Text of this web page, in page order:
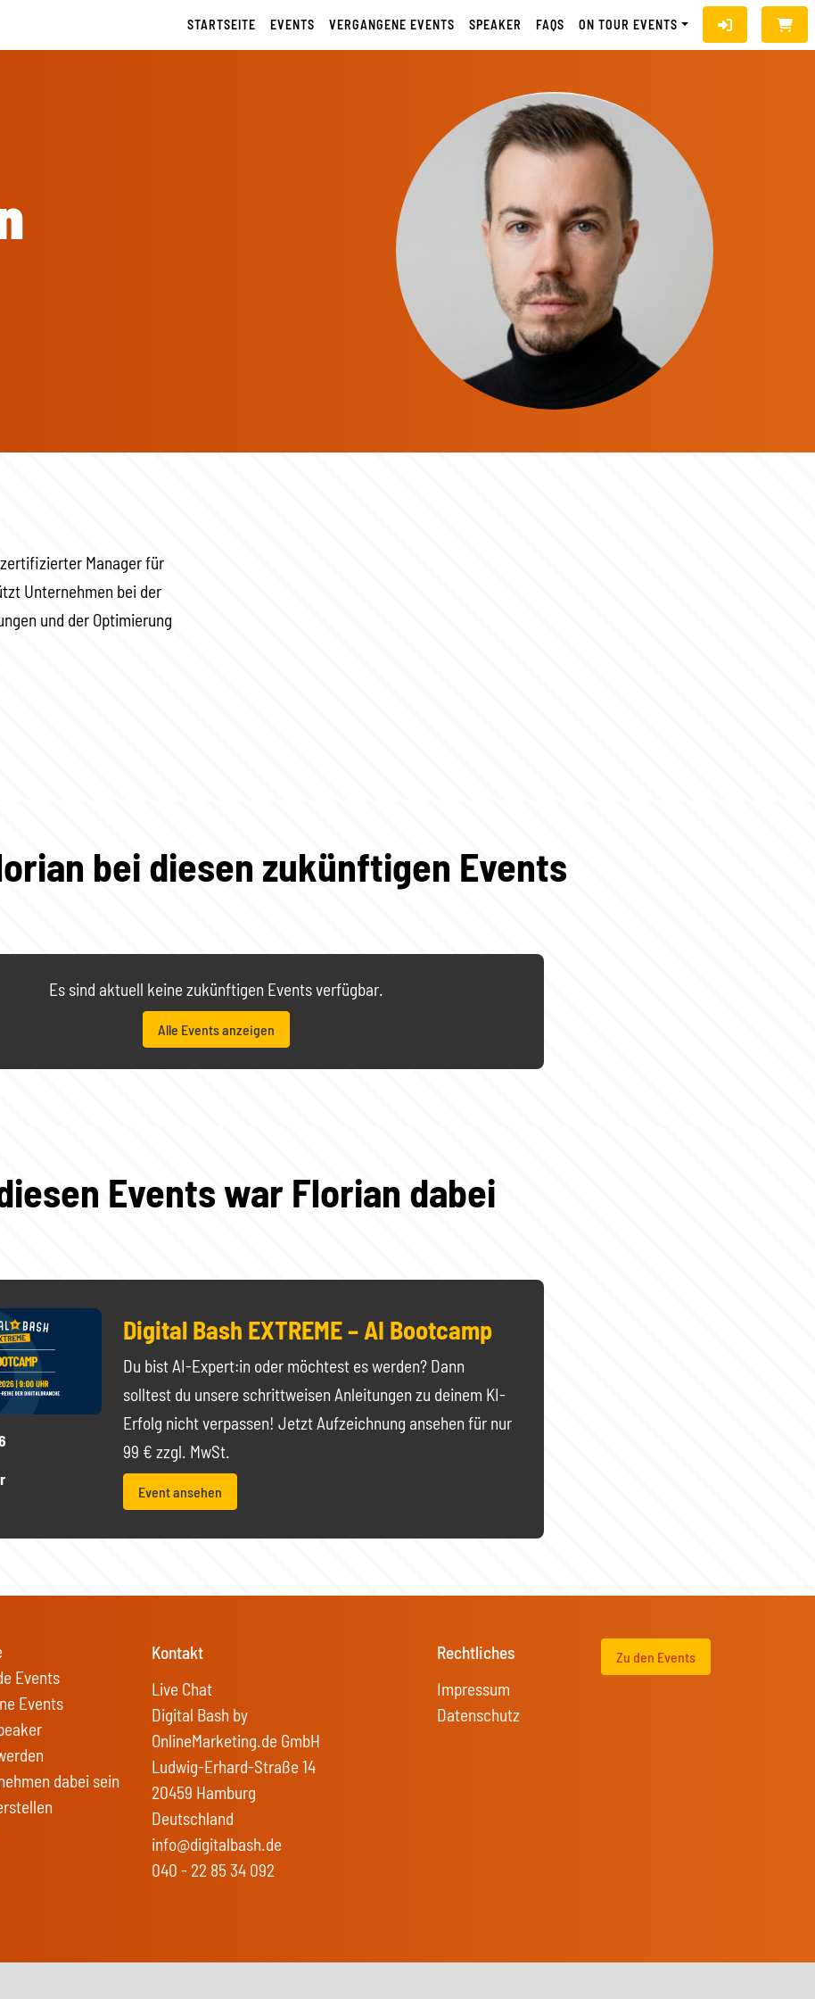
STARTSEITE EVENTS VERGANGENE EVENTS SPEAKER FAQS ON TOUR EVENTS
zertifizierter Manager für
Unternehmen bei der
und der Optimierung
bei diesen zukünftigen Events
Es sind aktuell keine zukünftigen Events verfügbar.
Alle Events anzeigen
Events war Florian dabei
Digital Bash EXTREME – AI Bootcamp
Du bist AI-Expert:in oder möchtest es werden? Dann
solltest du unsere schrittweisen Anleitungen zu deinem KI-
Erfolg nicht verpassen! Jetzt Aufzeichnung ansehen für nur
99 € zzgl. MwSt.
Event ansehen
Events
Events
dabei sein
Kontakt
Live Chat
Digital Bash by
OnlineMarketing.de GmbH
Ludwig-Erhard-Straße 14
20459 Hamburg
Deutschland
info@digitalbash.de
040 - 22 85 34 092
Rechtliches
Impressum
Datenschutz
Zu den Events